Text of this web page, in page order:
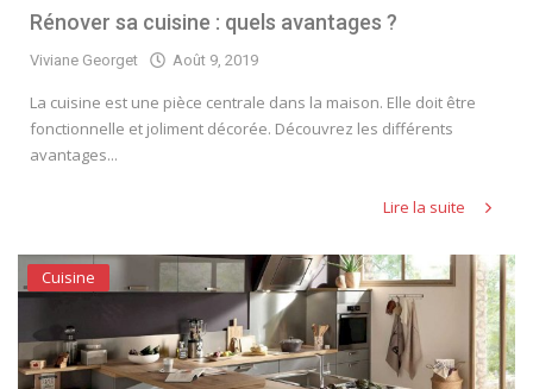
Rénover sa cuisine : quels avantages ?
Viviane Georget Août 9, 2019
La cuisine est une pièce centrale dans la maison. Elle doit être
fonctionnelle et joliment décorée. Découvrez les différents
avantages...
Lire la suite
Cuisine